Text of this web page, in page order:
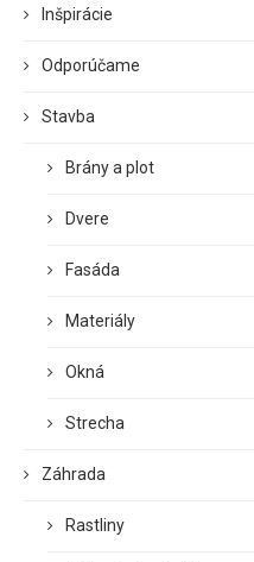
Inšpirácie
Odporúčame
Stavba
Brány a plot
Dvere
Fasáda
Materiály
Okná
Strecha
Záhrada
Rastliny